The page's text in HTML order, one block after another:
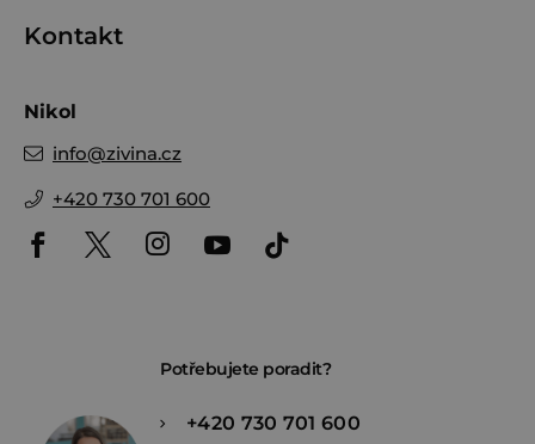
Kontakt
Nikol
info@zivina.cz
+420 730 701 600
Potřebujete poradit?
+420 730 701 600